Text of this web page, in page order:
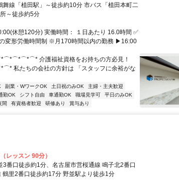
～徒歩約5分
休憩120分) 実働時間： １日あたり 16.0時間 ✅
変形労働時間制 ※月170時間以内の勤務 ▶16:00
介護福祉資格をお持ちの方必見！
ちの会社の方針は 「スタッフに余裕がな
副業・WワークOK 土日祝のみOK
主婦・主夫歓迎
勤OK シフト自由 車通勤OK 職場見学可
平日のみOK
間 有資格者歓迎 研修あり 賞与あり
レッスン 90分）
3番口徒歩約1分、名古屋市営桜通線 鳴子北2番口
里2番口徒歩約17分 野並駅より徒歩1分